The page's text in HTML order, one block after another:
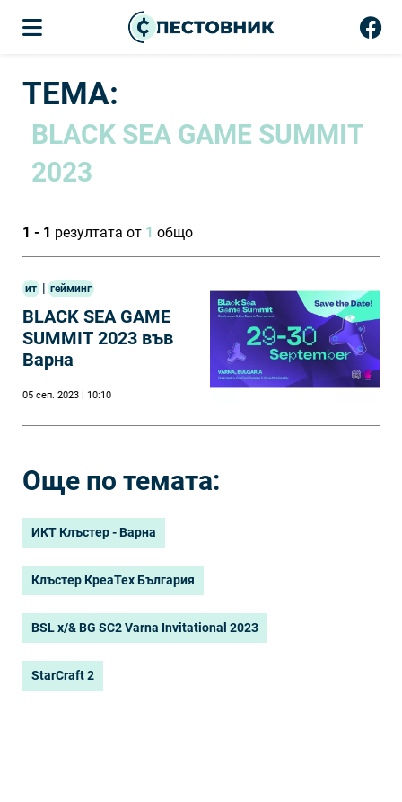
ТЕМА:
BLACK SEA GAME SUMMIT
2023
1 - 1 резултата от 1 общо
ит | гейминг
BLACK SEA GAME
SUMMIT 2023 във
Варна
05 сеп. 2023 | 10:10
Още по темата:
ИКТ Клъстер - Варна
Клъстер КреаТех България
BSL x/& BG SC2 Varna Invitational 2023
StarCraft 2